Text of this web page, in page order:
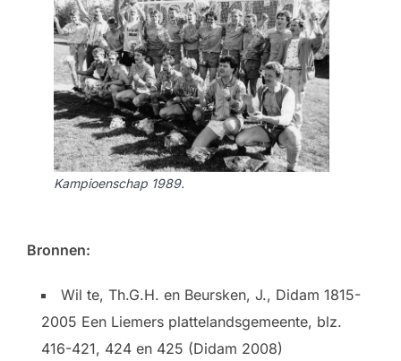
Kampioenschap 1989.
Bronnen:
Wil te, Th.G.H. en Beursken, J., Didam 1815-
2005 Een Liemers plattelandsgemeente, blz.
416-421, 424 en 425 (Didam 2008)